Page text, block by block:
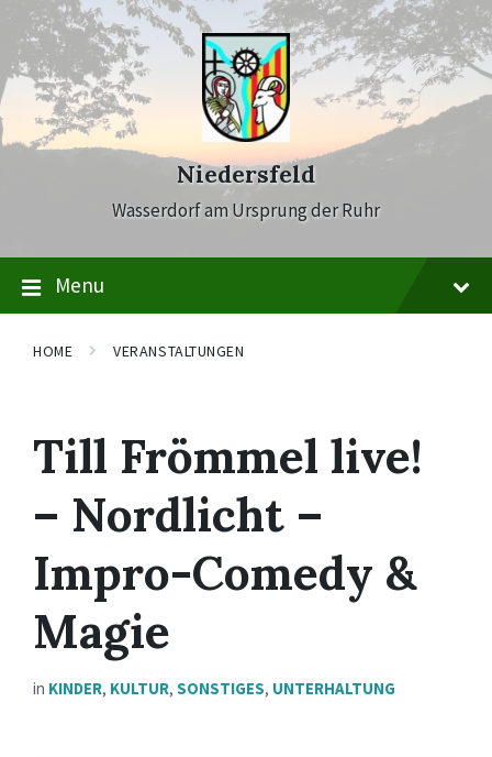
Skip
content
Skip
main
navigation
Skip
footer
Niedersfeld
Wasserdorf am Ursprung der Ruhr
Menu
HOME VERANSTALTUNGEN
Till Frömmel live!
– Nordlicht –
Impro-Comedy &
Magie
in KINDER, KULTUR, SONSTIGES, UNTERHALTUNG